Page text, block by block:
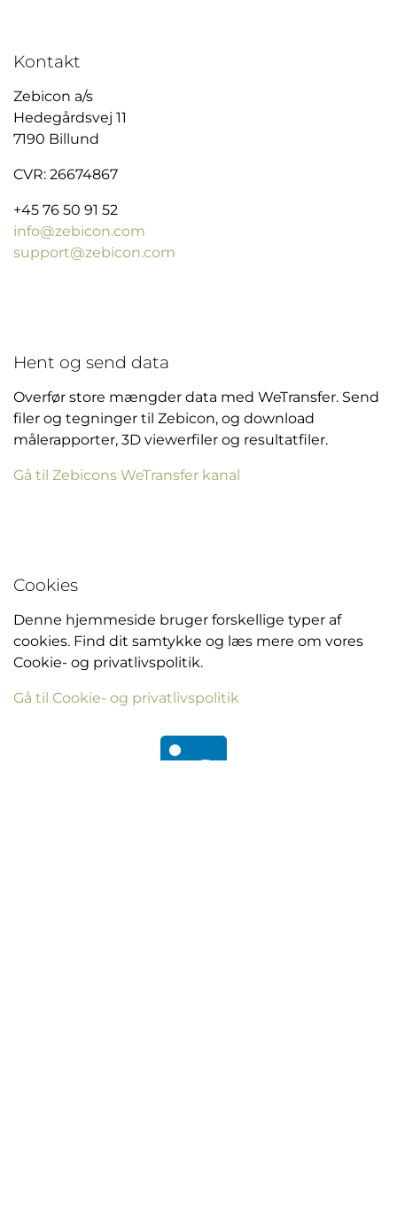
Kontakt
Zebicon a/s
Hedegårdsvej 11
7190 Billund
CVR: 26674867
+45 76 50 91 52
info@zebicon.com
support@zebicon.com
Hent og send data
Overfør store mængder data med WeTransfer. Send
filer og tegninger til Zebicon, og download
målerapporter, 3D viewerfiler og resultatfiler.
Gå til Zebicons WeTransfer kanal
Cookies
Denne hjemmeside bruger forskellige typer af
cookies. Find dit samtykke og læs mere om vores
Cookie- og privatlivspolitik.
Gå til Cookie- og privatlivspolitik